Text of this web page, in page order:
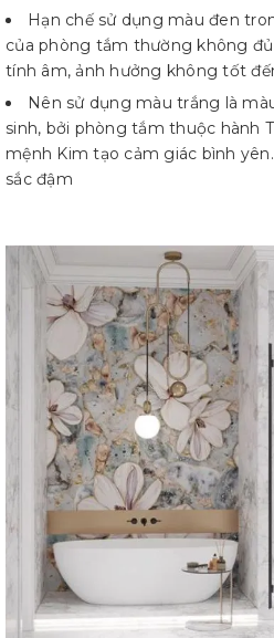
Hạn chế sử dụng màu đen
của phòng tắm thường không
tính âm, ảnh hưởng không tốt
Nên sử dụng màu trắng là
sinh, bởi phòng tắm thuộc hành
mệnh Kim tạo cảm giác bình
sắc đậm